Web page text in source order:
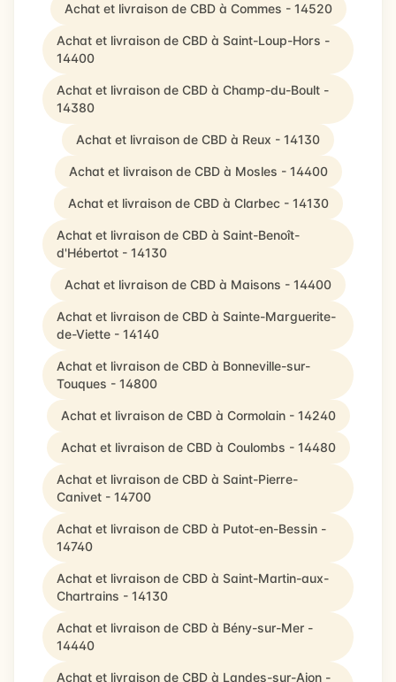
Achat et livraison de CBD à Commes - 14520
Achat et livraison de CBD à Saint-Loup-Hors -
14400
Achat et livraison de CBD à Champ-du-Boult -
14380
Achat et livraison de CBD à Reux - 14130
Achat et livraison de CBD à Mosles - 14400
Achat et livraison de CBD à Clarbec - 14130
Achat et livraison de CBD à Saint-Benoît-
d'Hébertot - 14130
Achat et livraison de CBD à Maisons - 14400
Achat et livraison de CBD à Sainte-Marguerite-
de-Viette - 14140
Achat et livraison de CBD à Bonneville-sur-
Touques - 14800
Achat et livraison de CBD à Cormolain - 14240
Achat et livraison de CBD à Coulombs - 14480
Achat et livraison de CBD à Saint-Pierre-
Canivet - 14700
Achat et livraison de CBD à Putot-en-Bessin -
14740
Achat et livraison de CBD à Saint-Martin-aux-
Chartrains - 14130
Achat et livraison de CBD à Bény-sur-Mer -
14440
Achat et livraison de CBD à Landes-sur-Ajon -